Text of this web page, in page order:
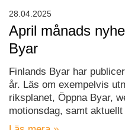
April månads
Byar
Finlands Byar har
år. Läs om exempelvis
riksplanet, Öppna Byar,
motionsdag, samt
28.04.2025